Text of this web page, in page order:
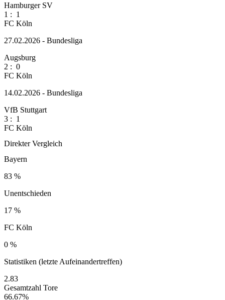
Hamburger SV
1 : 1
FC Köln
27.02.2026 - Bundesliga
Augsburg
2 : 0
FC Köln
14.02.2026 - Bundesliga
VfB Stuttgart
3 : 1
FC Köln
Direkter Vergleich
Bayern
83 %
Unentschieden
17 %
FC Köln
0 %
Statistiken (letzte Aufeinandertreffen)
2.83
Gesamtzahl Tore
66.67%